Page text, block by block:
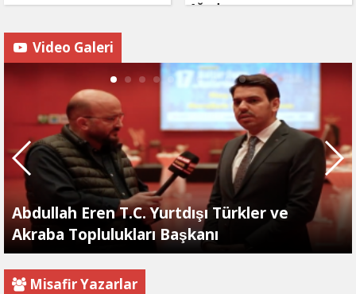
Ağırdır
Video Galeri
Abdullah Eren T.C. Yurtdışı Türkler ve
Akraba Toplulukları Başkanı
Misafir Yazarlar